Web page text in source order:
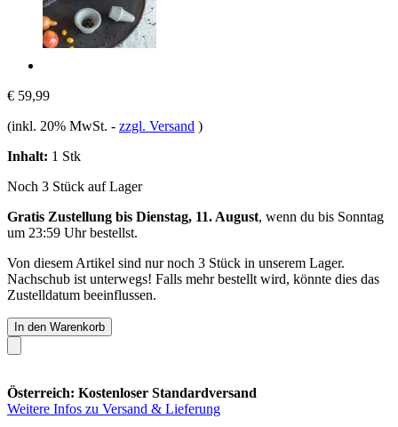
€ 59,99
(inkl. 20% MwSt. - zzgl. Versand )
Inhalt: 1 Stk
Noch 3 Stück auf Lager
Gratis Zustellung bis Dienstag, 11. August, wenn du bis Sonntag
um 23:59 Uhrbestellst.
Von diesem Artikel sind nur noch 3 Stück in unserem Lager.
Nachschub ist unterwegs! Falls mehr bestellt wird, könnte dies das
Zustelldatum beeinflussen.
In den Warenkorb
Österreich: Kostenloser Standardversand
Weitere Infos zu Versand & Lieferung